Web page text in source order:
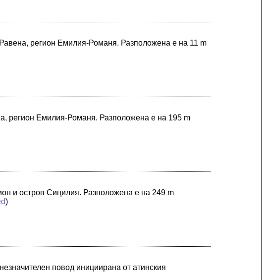
регион Емилия-Романя. Разположена е на 11 m
регион Емилия-Романя. Разположена е на 195 m
и остров Сицилия. Разположена е на 249 m
)
повод инициирана от атинския